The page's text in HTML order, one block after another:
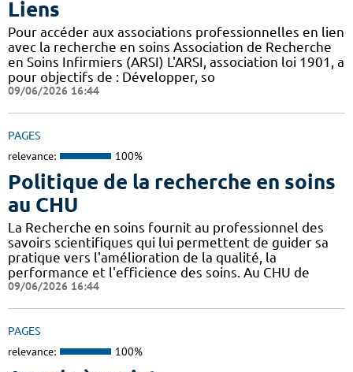
Liens
Pour accéder aux associations professionnelles en lien
avec la recherche en soins Association de Recherche
en Soins Infirmiers (ARSI) L'ARSI, association loi 1901, a
pour objectifs de : Développer, so
09/06/2026 16:44
PAGES
relevance: 100%
Politique de la recherche en soins
au CHU
La Recherche en soins fournit au professionnel des
savoirs scientifiques qui lui permettent de guider sa
pratique vers l'amélioration de la qualité, la
performance et l'efficience des soins. Au CHU de
09/06/2026 16:44
PAGES
relevance: 100%